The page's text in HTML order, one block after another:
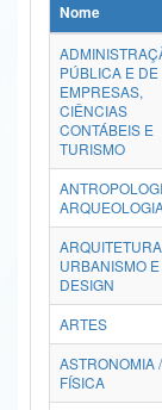
Ministério da Ciência,
Ministério do Meio
Ministério do Turismo
Ministério do
Controladoria-Geral da
Ministério da Mulher, da
Secretaria de Governo
Nome
PÚBLICA E DE
EMPRESAS,
CIÊNCIAS
CONTÁBEIS E
TURISMO
URBANISMO E
DESIGN
ARTES
ASTRONOMIA /
FÍSICA